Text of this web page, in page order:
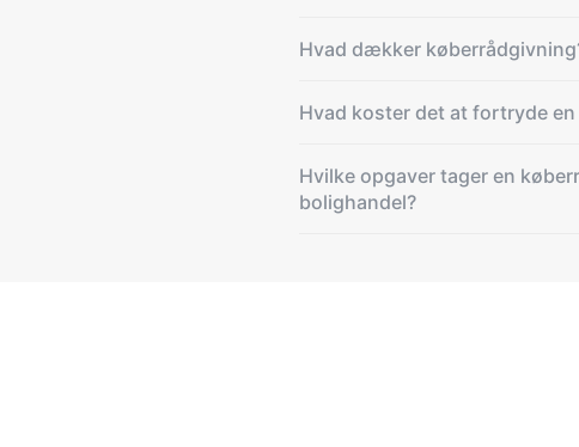
Hvad dækker
Hvad koster det at fortryde
Hvilke opgaver tager en
bolighandel?